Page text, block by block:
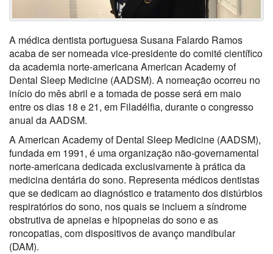
A médica dentista portuguesa Susana Falardo Ramos
acaba de ser nomeada vice-presidente do comité científico
da academia norte-americana American Academy of
Dental Sleep Medicine (AADSM). A nomeação ocorreu no
início do mês abril e a tomada de posse será em maio
entre os dias 18 e 21, em Filadélfia, durante o congresso
anual da AADSM.
A American Academy of Dental Sleep Medicine (AADSM),
fundada em 1991, é uma organização não-governamental
norte-americana dedicada exclusivamente à prática da
medicina dentária do sono. Representa médicos dentistas
que se dedicam ao diagnóstico e tratamento dos distúrbios
respiratórios do sono, nos quais se incluem a síndrome
obstrutiva de apneias e hipopneias do sono e as
roncopatias, com dispositivos de avanço mandibular
(DAM).